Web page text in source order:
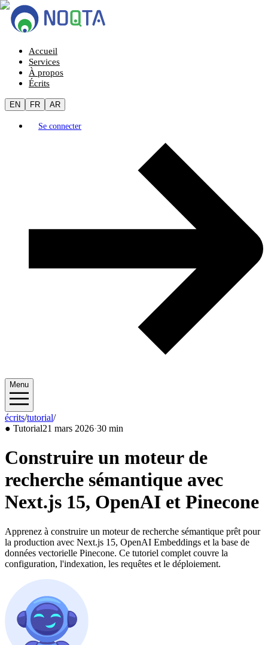
Accueil
Services
À propos
Écrits
EN FR AR
Se connecter
Menu
écrits/tutorial/2026/03
● Tutorial21 mars 2026·30 min
Construire un moteur de
recherche sémantique avec
Next.js 15, OpenAI et Pinecone
Apprenez à construire un moteur de recherche sémantique prêt pour
la production avec Next.js 15, OpenAI Embeddings et la base de
données vectorielle Pinecone. Ce tutoriel complet couvre la
configuration, l'indexation, les requêtes et le déploiement.